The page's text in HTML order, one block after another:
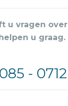
u vragen
u
085 -